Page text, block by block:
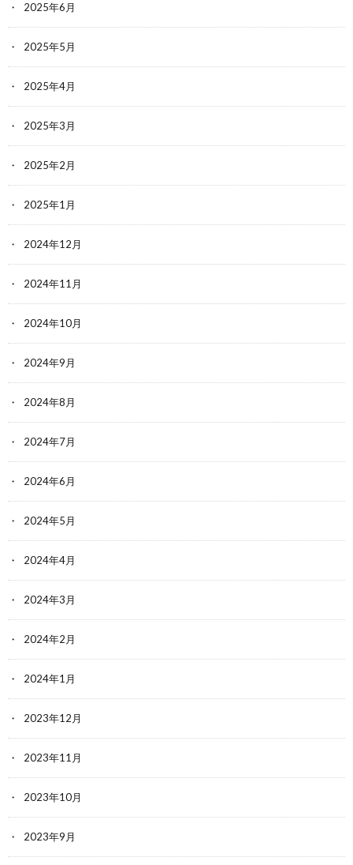
2025年6月
2025年5月
2025年4月
2025年3月
2025年2月
2025年1月
2024年12月
2024年11月
2024年10月
2024年9月
2024年8月
2024年7月
2024年6月
2024年5月
2024年4月
2024年3月
2024年2月
2024年1月
2023年12月
2023年11月
2023年10月
2023年9月